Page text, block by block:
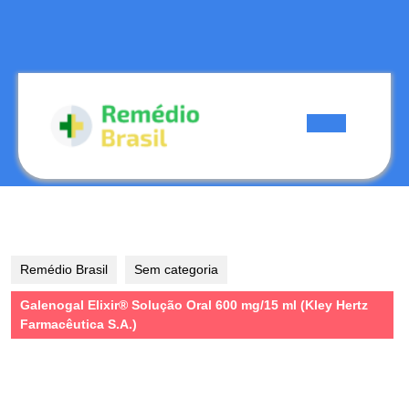
Remédio Brasil Sem categoria
Galenogal Elixir® Solução Oral 600 mg/15 ml (Kley Hertz
Farmacêutica S.A.)